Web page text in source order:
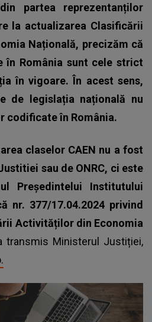
partea reprezentanților
la actualizarea Clasificării
Națională, precizăm că
România sunt cele strict
în vigoare. În acest sens,
de legislația națională nu
codificate în România.
claselor CAEN nu a fost
sau de ONRC, ci este
Președintelui Institutului
nr. 377/17.04.2024 privind
Activităților din Economia
transmis Ministerul Justiției,